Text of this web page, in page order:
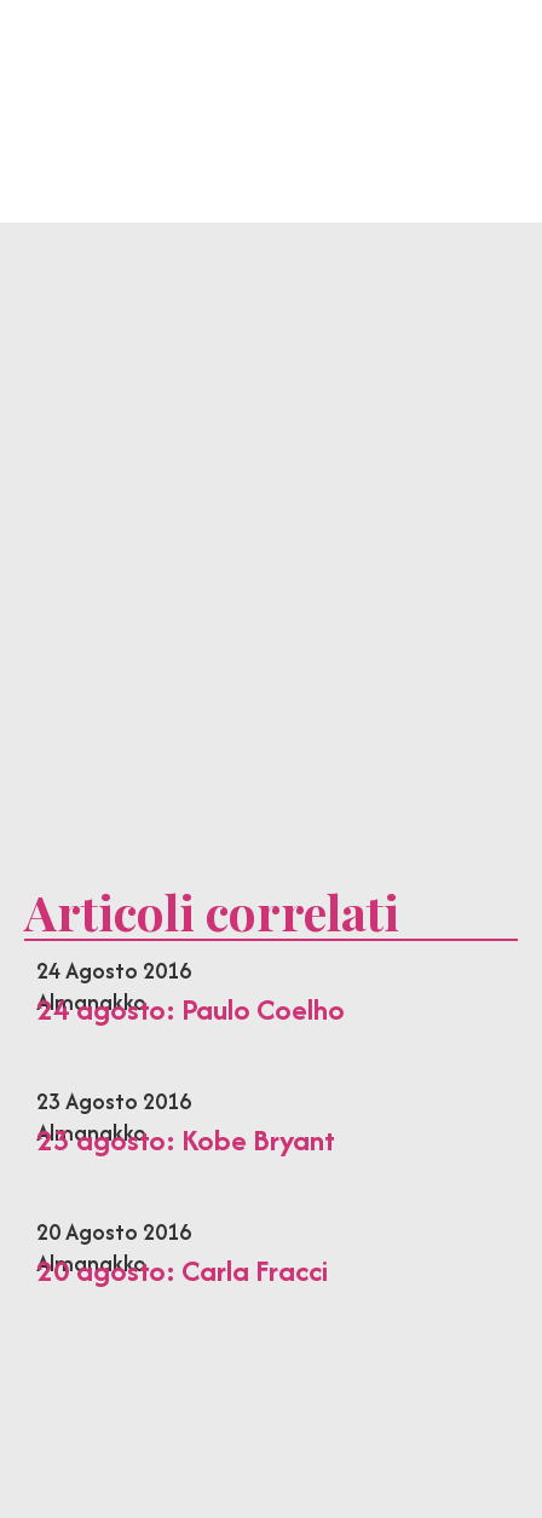
Articoli correlati
24 Agosto 2016
Almanakko
24 agosto: Paulo Coelho
23 Agosto 2016
Almanakko
23 agosto: Kobe Bryant
20 Agosto 2016
Almanakko
20 agosto: Carla Fracci